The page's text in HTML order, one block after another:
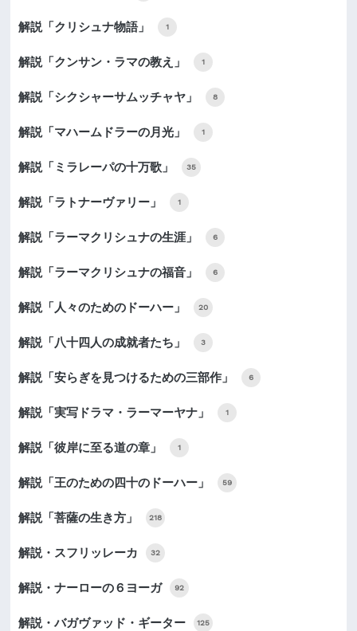
解説「クリシュナ物語」 1
解説「クンサン・ラマの教え」 1
解説「シクシャーサムッチャヤ」 8
解説「マハームドラーの月光」 1
解説「ミラレーパの十万歌」 35
解説「ラトナーヴァリー」 1
解説「ラーマクリシュナの生涯」 6
解説「ラーマクリシュナの福音」 6
解説「人々のためのドーハー」 20
解説「八十四人の成就者たち」 3
解説「安らぎを見つけるための三部作」 6
解説「実写ドラマ・ラーマーヤナ」 1
解説「彼岸に至る道の章」 1
解説「王のための四十のドーハー」 59
解説「菩薩の生き方」 218
解説・スフリッレーカ 32
解説・ナーローの６ヨーガ 92
解説・バガヴァッド・ギーター 125